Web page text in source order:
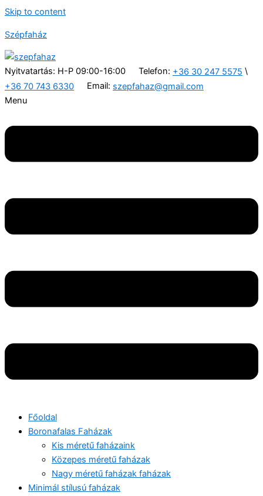
Skip to content
Szépfaház
Nyitvatartás: H-P 09:00-16:00 Telefon: +36 30 247 5575 \
+36 70 743 6330
Email: szepfahaz@gmail.com
Menu
Főoldal
Boronafalas Faházak
Kis méretű faházaink
Közepes méretű faházak
Nagy méretű faházak faházak
Minimál stílusú faházak